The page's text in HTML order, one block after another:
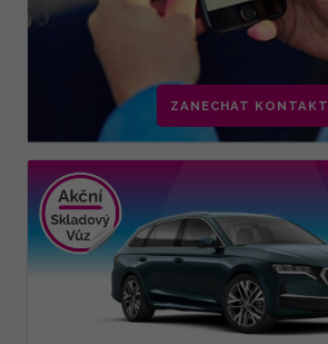
ZANECHAT KONTAKT